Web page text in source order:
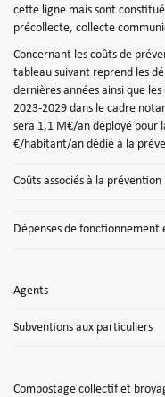
cette ligne mais sont
précollecte, collecte
Concernant les coûts de
tableau suivant reprend les
dernières années ainsi que
2023-2029 dans le cadre
sera 1,1 M€/an déployé pour
€/habitant/an dédié à la
Coûts associés à la
Dépenses de fonctionnement
Agents
Subventions aux particuliers
Compostage collectif et